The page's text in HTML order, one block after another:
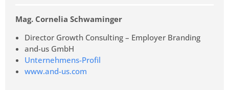
Mag. Cornelia Schwaminger
Director Growth Consulting – Employer Branding
and-us GmbH
Unternehmens-Profil
www.and-us.com